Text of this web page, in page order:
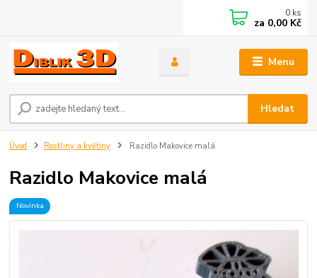
Menu
Hledat
0 ks
za 0,00 Kč
Úvod Rostliny a květiny Razidlo Makovice malá
Razidlo Makovice malá
Novinka